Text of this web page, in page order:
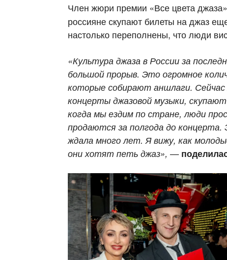
Член жюри премии «Все цвета джаза»
россияне скупают билеты на джаз
настолько переполнены, что люди
«Культура джаза в России за
большой прорыв. Это огромное
которые собирают аншлаги.
концерты джазовой музыки,
когда мы ездим по стране, люди
продаются за полгода до
ждала много лет. Я вижу, как
они хотят петь джаз», —